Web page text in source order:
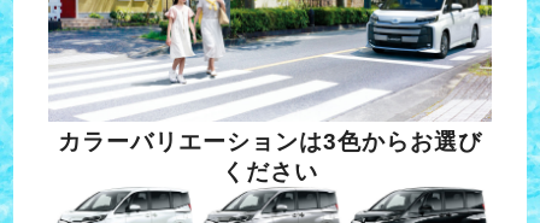
カラーバリエーションは3色からお選び
ください